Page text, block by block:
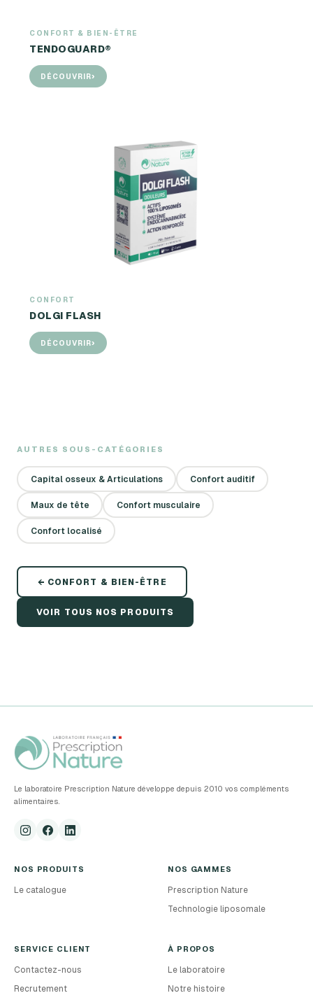
CONFORT & BIEN-ÊTRE
TENDOGUARD®
DÉCOUVRIR›
CONFORT
DOLGI FLASH
DÉCOUVRIR›
AUTRES SOUS-CATÉGORIES
Capital osseux & Articulations Confort auditif
Maux de tête Confort musculaire
Confort localisé
← CONFORT & BIEN-ÊTRE
VOIR TOUS NOS PRODUITS
Le laboratoire Prescription Nature développe depuis 2010 vos compléments
alimentaires.
NOS PRODUITS
Le catalogue
NOS GAMMES
Prescription Nature
Technologie liposomale
SERVICE CLIENT
Contactez-nous
Recrutement
À PROPOS
Le laboratoire
Notre histoire